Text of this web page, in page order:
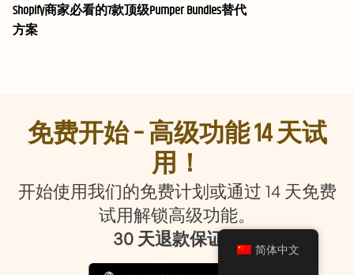
Shopify商家必看的7款顶级Pumper Bundles替代
方案
免费开始 – 高级功能 14 天试
用！
开始使用我们的免费计划或通过 14 天免费
试用解锁高级功能。
30 天退款保证！
简体中文